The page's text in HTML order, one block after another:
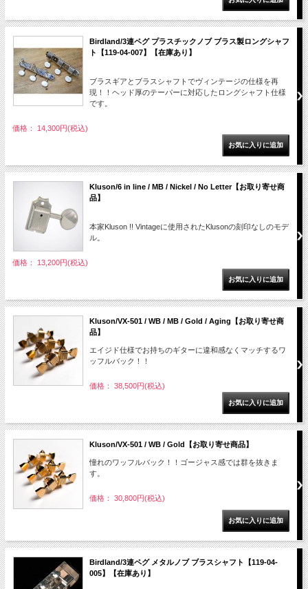
Birdland/3連ペグ プラスチックノブ ブラス製ロングシャフ
ト【119-04-007】【在庫あり】
ブラスギアとブラスシャフトでヴィンテージの仕様を再
現！！ヘッド厚のテーパーに対応したロングシャフト仕様
です。
価格： 14,300円(税込)
Kluson/6 in line / MB / Nickel / No Letter【お取り寄せ商
品】
本家Kluson !! Vintageに使用されたKlusonの刻印なしのモデ
ル。
価格： 13,200円(税込)
Kluson/VX-501 / WB / MB / Gold / Aging【お取り寄せ商
品】
エイジド仕様でお持ちのギターに違和感なくマッチするワ
ッフルバック！！
価格： 38,500円(税込)
Kluson/VX-501 / WB / Gold【お取り寄せ商品】
憧れのワッフルバック！！ゴージャス感では群を抜きま
す。
価格： 30,800円(税込)
Birdland/3連ペグ メタルノブ ブラスシャフト【119-04-
005】【在庫あり】